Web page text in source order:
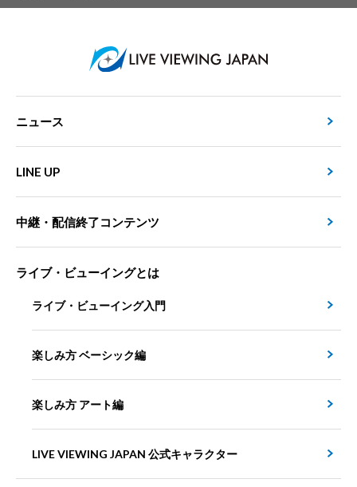
ニュース
LINE UP
中継・配信終了コンテンツ
ライブ・ビューイングとは
ライブ・ビューイング入門
楽しみ方 ベーシック編
楽しみ方 アート編
LIVE VIEWING JAPAN 公式キャラクター